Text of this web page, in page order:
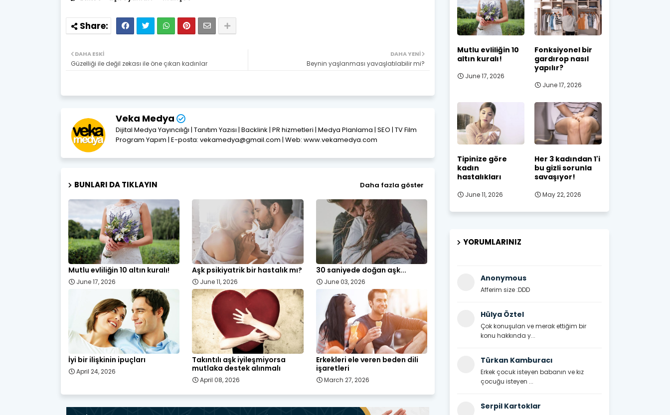
DAHA YENI
Beynin yaşlanması yavaşlatılabilir mi?
DAHA ESKI
Güzelliği ile değil zekası ile öne çıkan kadınlar
Veka Medya
Dijital Medya Yayıncılığı | Tanıtım Yazısı | Backlink | PR hizmetleri | Medya Planlama | SEO | TV Film
Program Yapım | E-posta: vekamedya@gmail.com | Web: www.vekamedya.com
BUNLARI DA TIKLAYIN Daha fazla göster
Mutlu evliliğin 10 altın kuralı!
June 17, 2026
Aşk psikiyatrik bir hastalık mı?
June 11, 2026
30 saniyede doğan aşk...
June 03, 2026
İyi bir ilişkinin ipuçları
April 24, 2026
Takıntılı aşk iyileşmiyorsa
mutlaka destek alınmalı
April 08, 2026
Erkekleri ele veren beden dili
işaretleri
March 27, 2026
Mutlu evliliğin 10
altın kuralı!
June 17, 2026
Fonksiyonel bir
gardırop nasıl
yapılır?
June 17, 2026
Tipinize göre
kadın
hastalıkları
June 11, 2026
Her 3 kadından 1'i
bu gizli sorunla
savaşıyor!
May 22, 2026
YORUMLARINIZ
Anonymous
Afferim size :DDD
Hülya Öztel
Çok konuşulan ve merak ettiğim bir
konu hakkında y...
Türkan Kamburacı
Erkek çocuk isteyen babanın ve kız
çocuğu isteyen ...
Serpil Kartoklar